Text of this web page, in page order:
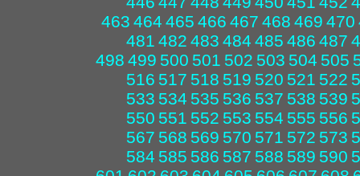
463 464 465 466 467 468 469 470
481 482 483 484 485 486 487
498 499 500 501 502 503 504 505
516 517 518 519 520 521 522
533 534 535 536 537 538 539
550 551 552 553 554 555 556
567 568 569 570 571 572 573
584 585 586 587 588 589 590